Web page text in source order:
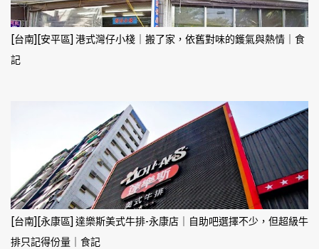
[台南][安平區] 港式灣仔小棧｜搬了家，依舊對味的鑊氣與熱情｜食
記
[台南][永康區] 達樂斯美式牛排-永康店｜自助吧選擇不少，但超級牛
排只記得份量｜食記